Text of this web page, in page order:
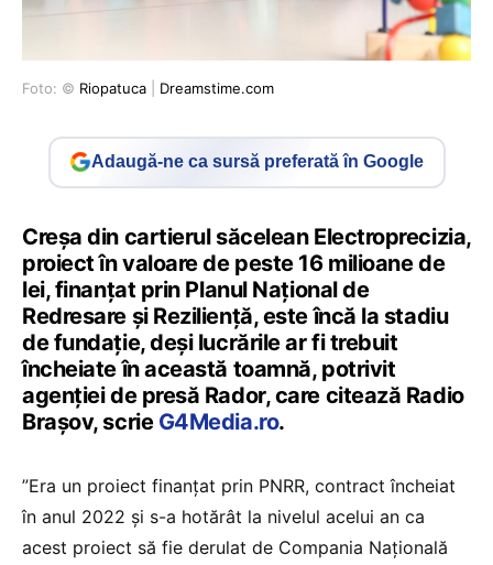
Foto: © Riopatuca Dreamstime.com
Adaugă-ne ca sursă preferată în Google
Creșa din cartierul săcelean Electroprecizia,
proiect în valoare de peste 16 milioane de
lei, finanțat prin Planul Național de
Redresare și Reziliență, este încă la stadiu
de fundație, deși lucrările ar fi trebuit
încheiate în această toamnă, potrivit
agenției de presă Rador, care citează Radio
Brașov, scrie G4Media.ro.
”Era un proiect finanțat prin PNRR, contract încheiat
în anul 2022 și s-a hotărât la nivelul acelui an ca
acest proiect să fie derulat de Compania Națională